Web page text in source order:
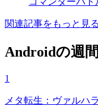
関連記事をもっと見る
Androidの週
1
メタ転生：ヴァルハ